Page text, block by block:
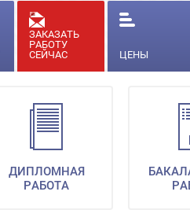
ЗАКАЗАТЬ
РАБОТУ
СЕЙЧАС
ЦЕНЫ
ДИПЛОМНАЯ
РАБОТА